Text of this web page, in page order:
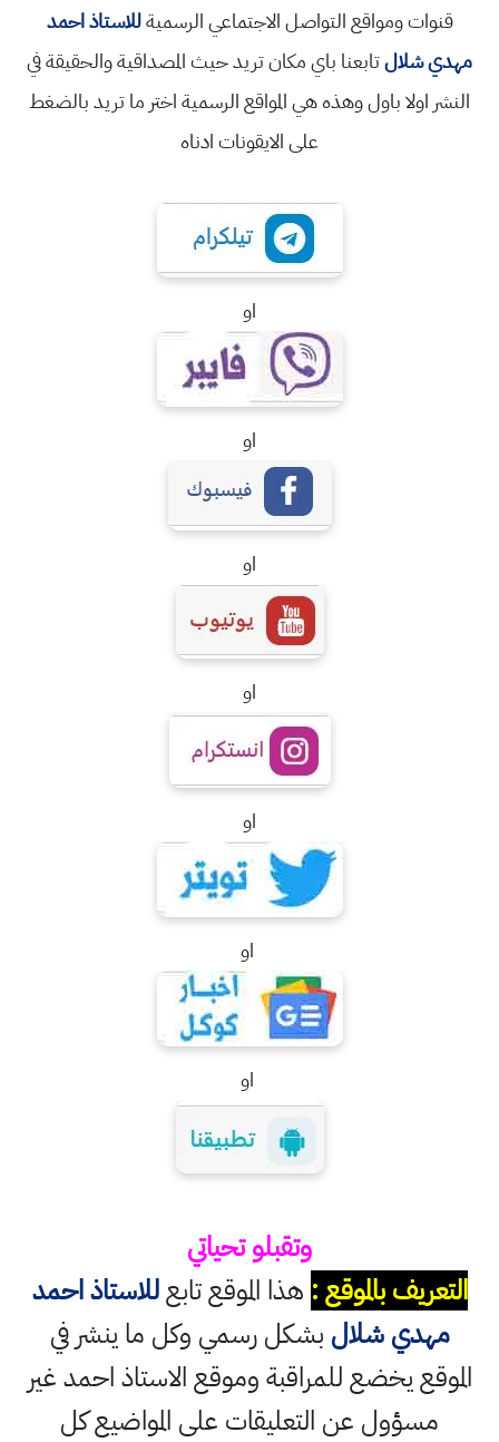
قنوات ومواقع التواصل الاجتماعي الرسميةللاستاذ احمد
مهدي شلالتابعنا باي مكان تريد حيث المصداقية والحقيقة في
النشر اولا باول وهذه هي المواقع الرسمية اختر ما تريد بالضغط
على الايقونات ادناه
او
او
او
او
او
او
او
وتقبلو تحياتي
التعريف بالموقع : هذا الموقع تابعللاستاذ احمد
مهدي شلال بشكل رسمي وكل ما ينشر في
الموقع يخضع للمراقبة وموقع الاستاذ احمد غير
مسؤول عن التعليقات على المواضيع كل